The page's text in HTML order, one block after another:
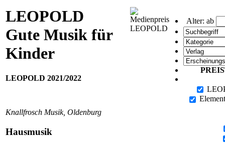
LEOPOLD
Gute Musik für
Kinder
LEOPOLD 2021/2022
Knallfrosch Musik, Oldenburg
Hausmusik
Alter: ab